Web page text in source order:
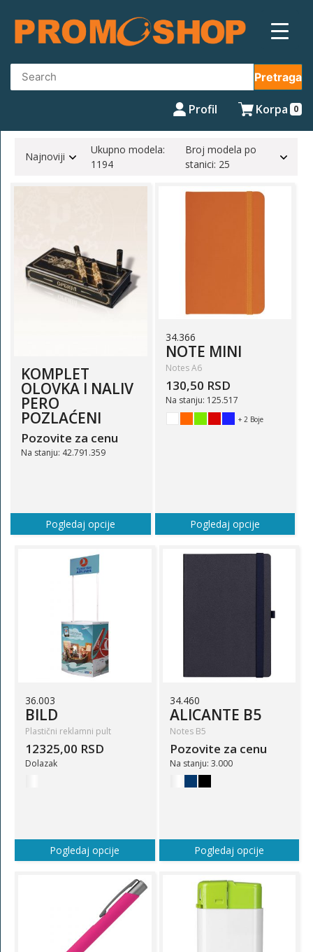
content
Pretraga
Profil Korpa 0
Najnoviji
Ukupno modela:
1194
Broj modela po
stanici: 25
KOMPLET
OLOVKA I NALIV
PERO
POZLAĆENI
Pozovite za cenu
Na stanju: 42.791.359
Pogledaj opcije
34.366
NOTE MINI
Notes A6
130,50 RSD
Na stanju: 125.517
+ 2 Boje
Pogledaj opcije
36.003
BILD
Plastični reklamni pult
12325,00 RSD
Dolazak
Pogledaj opcije
34.460
ALICANTE B5
Notes B5
Pozovite za cenu
Na stanju: 3.000
Pogledaj opcije